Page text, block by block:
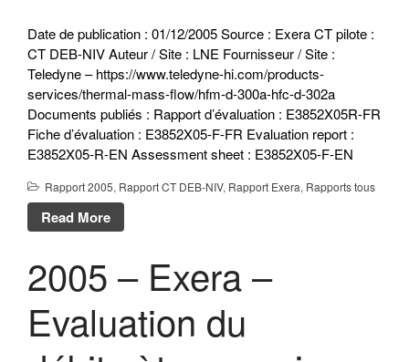
Date de publication : 01/12/2005 Source : Exera CT pilote :
CT DEB-NIV Auteur / Site : LNE Fournisseur / Site :
Teledyne – https://www.teledyne-hi.com/products-
services/thermal-mass-flow/hfm-d-300a-hfc-d-302a
Documents publiés : Rapport d’évaluation : E3852X05R-FR
Fiche d’évaluation : E3852X05-F-FR Evaluation report :
E3852X05-R-EN Assessment sheet : E3852X05-F-EN
Rapport 2005, Rapport CT DEB-NIV, Rapport Exera, Rapports tous
Read More
2005 – Exera –
Evaluation du